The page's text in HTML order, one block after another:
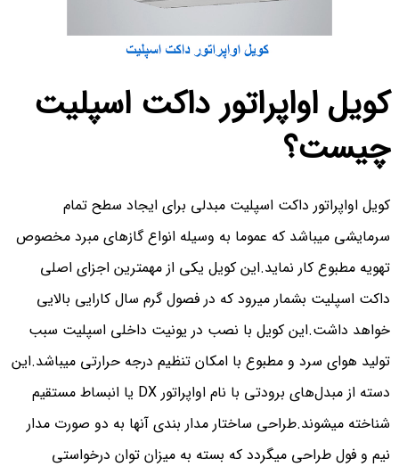
کویل اواپراتور داکت اسپلیت
چیست؟
کویل اواپراتور داکت اسپلیت مبدلی برای ایجاد سطح تمام
سرمایشی میباشد که عموما به وسیله انواع گازهای مبرد مخصوص
تهویه مطبوع کار نماید.این کویل یکی از مهمترین اجزای اصلی
داکت اسپلیت بشمار میرود که در فصول گرم سال کارایی بالایی
خواهد داشت.این کویل با نصب در یونیت داخلی اسپلیت سبب
تولید هوای سرد و مطبوع با امکان تنظیم درجه حرارتی میباشد.این
دسته از مبدل‌های برودتی با نام اواپراتور DX یا انبساط مستقیم
شناخته میشوند.طراحی ساختار مدار بندی آنها به دو صورت مدار
نیم و فول طراحی میگردد که بسته به میزان توان درخواستی